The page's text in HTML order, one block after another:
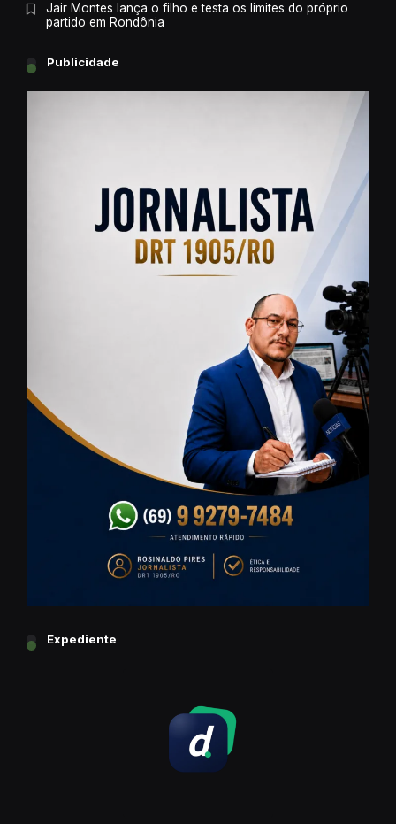
Jair Montes lança o filho e testa os limites do próprio
partido em Rondônia
Publicidade
Expediente